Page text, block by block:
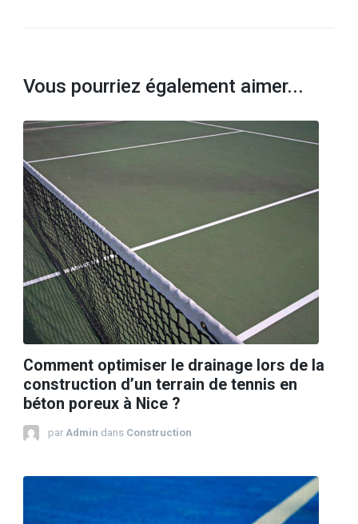
Vous pourriez également aimer...
Comment optimiser le drainage lors de la
construction d’un terrain de tennis en
béton poreux à Nice ?
par Admin dans Construction